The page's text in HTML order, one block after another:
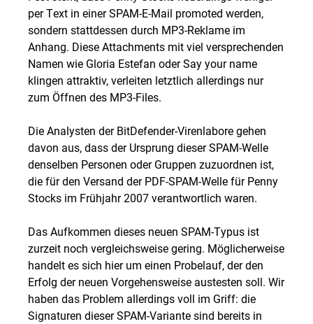
per Text in einer SPAM-E-Mail promoted werden,
sondern stattdessen durch MP3-Reklame im
Anhang. Diese Attachments mit viel versprechenden
Namen wie Gloria Estefan oder Say your name
klingen attraktiv, verleiten letztlich allerdings nur
zum Öffnen des MP3-Files.
Die Analysten der BitDefender-Virenlabore gehen
davon aus, dass der Ursprung dieser SPAM-Welle
denselben Personen oder Gruppen zuzuordnen ist,
die für den Versand der PDF-SPAM-Welle für Penny
Stocks im Frühjahr 2007 verantwortlich waren.
Das Aufkommen dieses neuen SPAM-Typus ist
zurzeit noch vergleichsweise gering. Möglicherweise
handelt es sich hier um einen Probelauf, der den
Erfolg der neuen Vorgehensweise austesten soll. Wir
haben das Problem allerdings voll im Griff: die
Signaturen dieser SPAM-Variante sind bereits in